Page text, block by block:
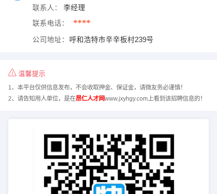
联系人： 李经理
联系电话： ****
公司地址： 呼和浩特市辛辛板村239号
温馨提示
1、本平台仅供信息发布，不会收取押金、保证金，请微友务必谨慎！
2、请告知用人单位，是在昂仁人才网www.jxyhgy.com上看到该招聘信息的！